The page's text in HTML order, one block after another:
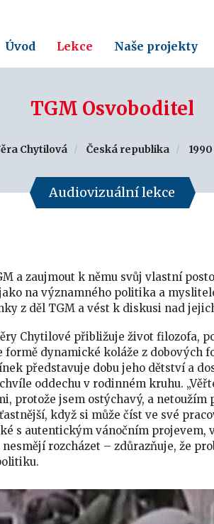
Úvod Lekce Naše projekty
TGM Osvoboditel
Chytilová Česká republika 1990
Audiovizuální lekce
a zaujmout k němu svůj vlastní
na významného politika a
z děl TGM a vést k diskusi nad
Chytilové přibližuje život filozofa,
formě dynamické koláže z
představuje dobu jeho dětství a
oddechu v rodinném kruhu.
protože jsem ostýchavý, a
když si může číst ve své
s autentickým vánočním
rozcházet – zdůrazňuje, že